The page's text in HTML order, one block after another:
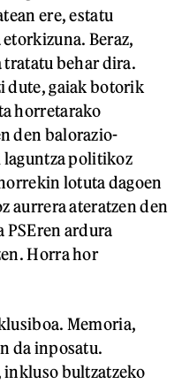
ere, estatu
Beraz,
behar dira.
dute, gaiak botorik
horretarako
den balorazio-
laguntza politikoz
lotuta dagoen
aurrera ateratzen den
PSEren ardura
Horra hor
Memoria,
da inposatu.
inkluso bultzatzeko